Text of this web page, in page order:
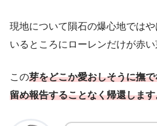
現地について隕石の爆心地では
いるところにローレンだけが赤い
この芽をどこか愛おしそうに撫
留め報告することなく帰還します